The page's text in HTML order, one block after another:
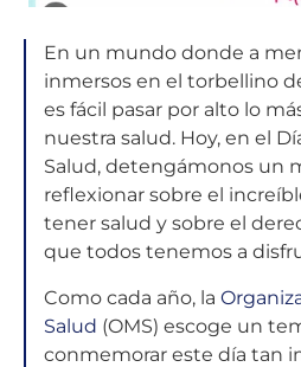
En un mundo donde a
inmersos en el torbellino
es fácil pasar por alto lo
nuestra salud. Hoy, en el
Salud, detengámonos un
reflexionar sobre el
tener salud y sobre el
que todos tenemos a
Como cada año, la
Salud (OMS) escoge un
conmemorar este día tan